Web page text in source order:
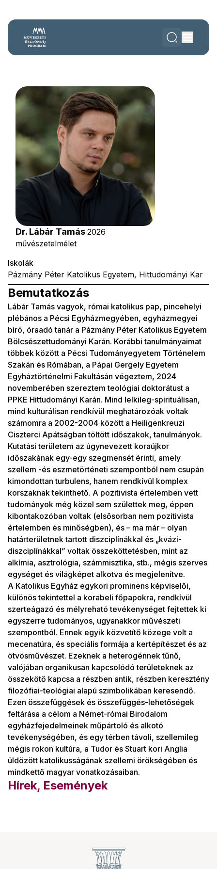
Dr. Lábár Tamás 2026
művészetelmélet
Bemutatkozás
Lábár Tamás vagyok, római katolikus pap, pincehelyi
plébános a Pécsi Egyházmegyében, egyházmegyei
bíró, óraadó tanár a Pázmány Péter Katolikus Egyetem
Bölcsészettudományi Karán. Korábbi tanulmányaimat
többek között a Pécsi Tudományegyetem Történelem
Szakán és Rómában, a Pápai Gergely Egyetem
Egyháztörténelmi Fakultásán végeztem, 2024
novemberében szereztem teológiai doktorátust a
PPKE Hittudományi Karán. Mind lelkileg-spirituálisan,
mind kulturálisan rendkívül meghatározóak voltak
számomra a 2002-2004 között a Heiligenkreuzi
Ciszterci Apátságban töltött időszakok, tanulmányok.
Kutatási területem az úgynevezett koraújkor
időszakának egy-egy szegmensét érinti, amely
szellem -és eszmetörténeti szempontból nem csupán
kimondottan turbulens, hanem rendkívül komplex
korszaknak tekinthető. A pozitivista értelemben vett
tudományok még közel sem születtek meg, éppen
kibontakozóban voltak (elsősorban nem pozitivista
értelemben és minőségben), és – ma már – olyan
határterületnek tartott diszciplínákkal és „kvázi-
diszciplínákkal” voltak összeköttetésben, mint az
alkímia, asztrológia, számmisztika, stb., mégis szerves
egységet és világképet alkotva és megjelenítve.
A Katolikus Egyház egykori prominens képviselői,
különös tekintettel a korabeli főpapokra, rendkívül
szerteágazó és mélyreható tevékenységet fejtettek ki
egyszerre tudományos, ugyanakkor művészeti
szempontból. Ennek egyik közvetítő közege volt a
mecenatúra, és speciális formája a kertépítészet és az
ötvösművészet. Ezeknek a heterogénnek tűnő,
valójában organikusan kapcsolódó területeknek az
összekötő kapcsa a részben antik, részben keresztény
filozófiai-teológiai alapú szimbolikában keresendő.
Ezen összefüggések és összefüggés-lehetőségek
feltárása a célom a Német-római Birodalom
egyházfejedelmeinek műpártoló és alkotó
tevékenységében, és egy térben távoli, szellemileg
mégis rokon kultúra, a Tudor és Stuart kori Anglia
üldözött katolikusságának szellemi örökségében és
mindkettő magyar vonatkozásaiban.
Iskolák
Pázmány Péter Katolikus Egyetem, Hittudományi Kar
Hírek, Események